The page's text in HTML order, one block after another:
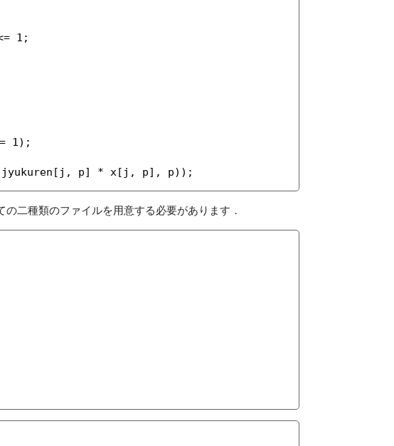
1;
1);
p] * x[j, p], p));
二種類のファイルを用意する必要があります．